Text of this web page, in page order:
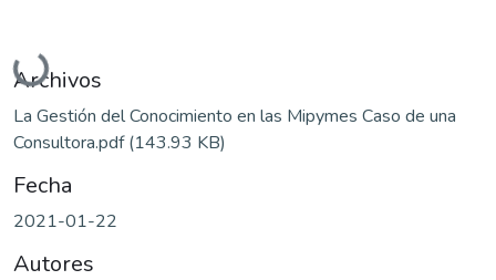
Cargando...
Archivos
La Gestión del Conocimiento en las Mipymes Caso de una
Consultora.pdf(143.93 KB)
Fecha
2021-01-22
Autores